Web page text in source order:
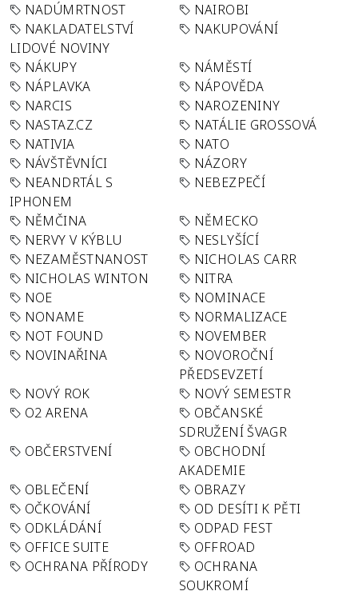
NADÚMRTNOST
NAIROBI
NAKLADATELSTVÍ
LIDOVÉ NOVINY
NAKUPOVÁNÍ
NÁKUPY
NÁMĚSTÍ
NÁPLAVKA
NÁPOVĚDA
NARCIS
NAROZENINY
NASTAZ.CZ
NATÁLIE GROSSOVÁ
NATIVIA
NATO
NÁVŠTĚVNÍCI
NÁZORY
NEANDRTÁL S
IPHONEM
NEBEZPEČÍ
NĚMČINA
NĚMECKO
NERVY V KÝBLU
NESLYŠÍCÍ
NEZAMĚSTNANOST
NICHOLAS CARR
NICHOLAS WINTON
NITRA
NOE
NOMINACE
NONAME
NORMALIZACE
NOT FOUND
NOVEMBER
NOVINAŘINA
NOVOROČNÍ
PŘEDSEVZETÍ
NOVÝ ROK
NOVÝ SEMESTR
O2 ARENA
OBČANSKÉ
SDRUŽENÍ ŠVAGR
OBČERSTVENÍ
OBCHODNÍ
AKADEMIE
OBLEČENÍ
OBRAZY
OČKOVÁNÍ
OD DESÍTI K PĚTI
ODKLÁDÁNÍ
ODPAD FEST
OFFICE SUITE
OFFROAD
OCHRANA PŘÍRODY
OCHRANA
SOUKROMÍ